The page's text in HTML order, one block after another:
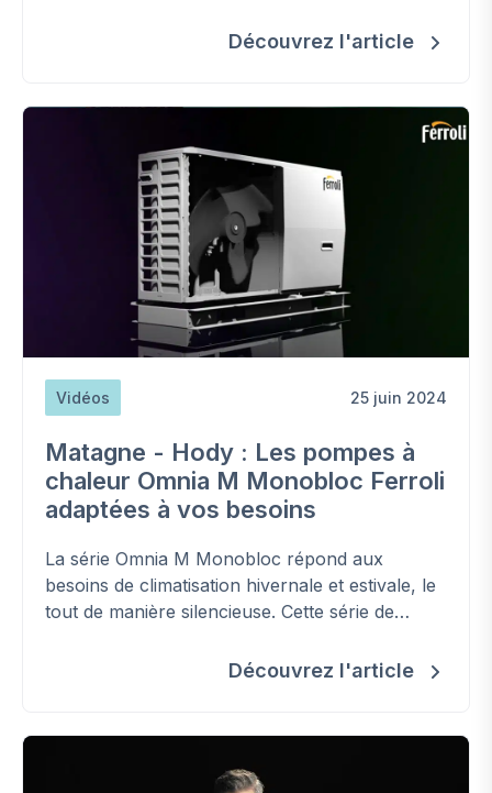
Découvrez l'article
Vidéos 25 juin 2024
Matagne - Hody : Les pompes à
chaleur Omnia M Monobloc Ferroli
adaptées à vos besoins
La série Omnia M Monobloc répond aux
besoins de climatisation hivernale et estivale, le
tout de manière silencieuse. Cette série de
combinée avec des panneaux photovoltaïques
Découvrez l'article